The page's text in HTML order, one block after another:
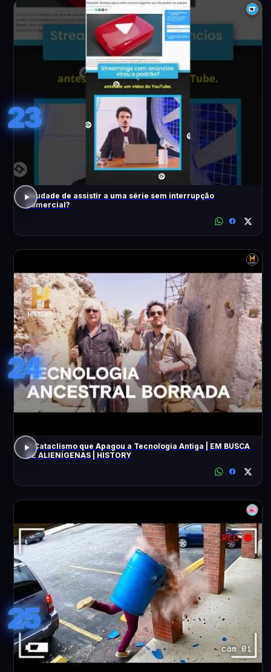
23
Saudade de assistir a uma série sem interrupção
comercial?
24
O Cataclismo que Apagou a Tecnologia Antiga | EM BUSCA
DE ALIENÍGENAS | HISTORY
25